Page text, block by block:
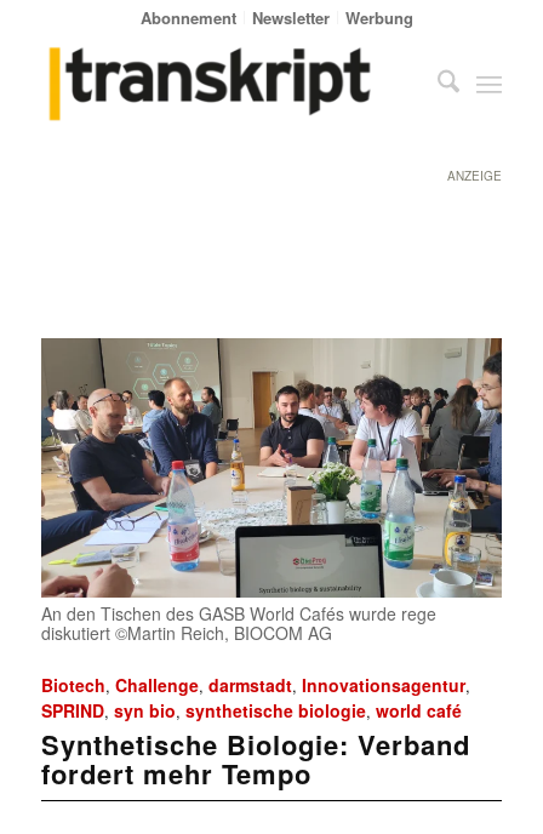
Abonnement Newsletter Werbung
ANZEIGE
An den Tischen des GASB World Cafés wurde rege
diskutiert ©Martin Reich, BIOCOM AG
Biotech, Challenge, darmstadt, Innovationsagentur,
SPRIND, syn bio, synthetische biologie, world café
Synthetische Biologie: Verband
fordert mehr Tempo